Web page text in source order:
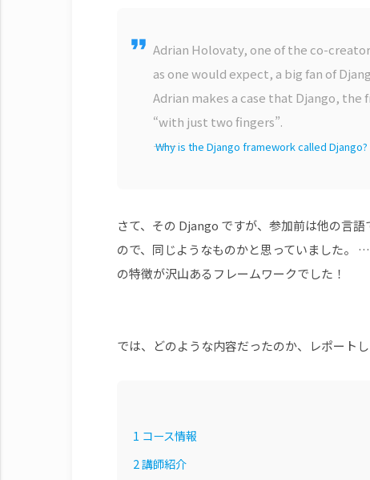
format_quote Adrian Holovaty, one of the co-
as one would expect, a big fan of
Adrian makes a case that Django,
“with just two fingers”.
――Why is the Django framework called Django?
さて、その Django ですが、参加前は他の言
ので、同じようなものかと思っていました。
の特徴が沢山あるフレームワークでした！
では、どのような内容だったのか、レポートし
1 コース情報
2講師紹介